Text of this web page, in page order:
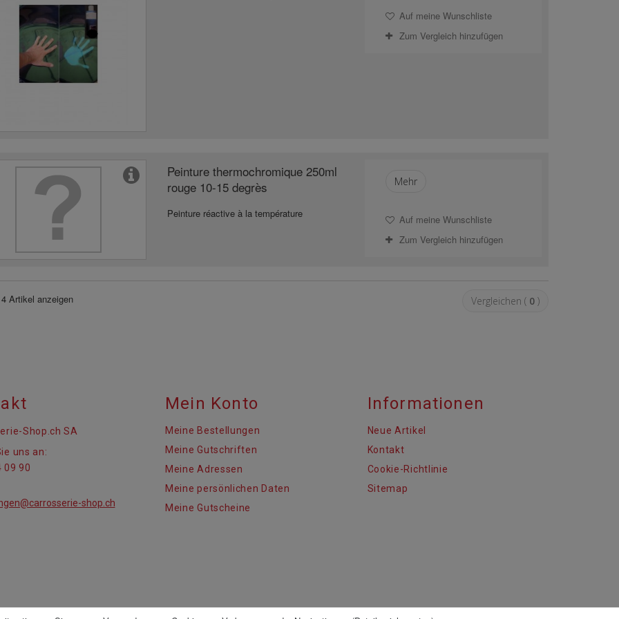
Auf meine Wunschliste
Zum Vergleich hinzufügen
Peinture thermochromique 250ml
rouge 10-15 degrès
Peinture réactive à la température
Mehr
Auf meine Wunschliste
Zum Vergleich hinzufügen
Vergleichen ( 0 )
Artikel anzeigen
Shop.ch SA
uns an:
09 90
shop.ch
Mein Konto
Meine Bestellungen
Meine Gutschriften
Meine Adressen
Meine persönlichen Daten
Meine Gutscheine
Informationen
Neue Artikel
Kontakt
Cookie-Richtlinie
Sitemap